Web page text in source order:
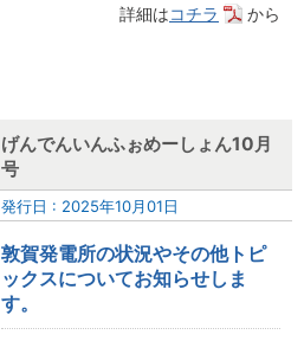
詳細はコチラ から
げんでんいんふぉめーしょん10月
号
発行日 : 2025年10月01日
敦賀発電所の状況やその他トピ
ックスについてお知らせしま
す。